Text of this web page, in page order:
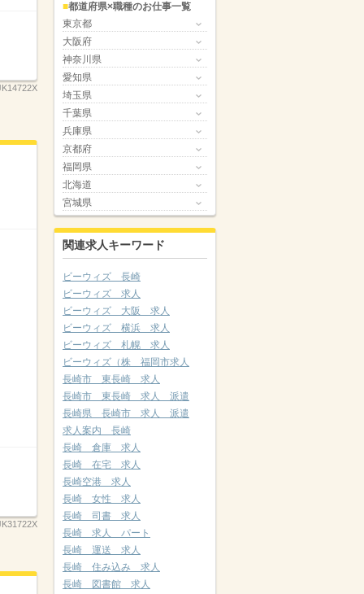
都道府県×職種のお仕事一覧
東京都
大阪府
神奈川県
愛知県
埼玉県
千葉県
兵庫県
京都府
福岡県
北海道
宮城県
関連求人キーワード
ビーウィズ 長崎
ビーウィズ 求人
ビーウィズ 大阪 求人
ビーウィズ 横浜 求人
ビーウィズ 札幌 求人
ビーウィズ（株 福岡市求人
長崎市 東長崎 求人
長崎市 東長崎 求人 派遣
長崎県 長崎市 求人 派遣
求人案内 長崎
長崎 倉庫 求人
長崎 在宅 求人
長崎空港 求人
長崎 女性 求人
長崎 司書 求人
長崎 求人 パート
長崎 運送 求人
長崎 住み込み 求人
長崎 図書館 求人